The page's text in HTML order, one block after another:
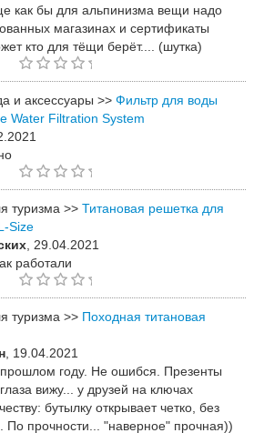
как бы для альпинизма вещи надо
магазинах и сертификаты
кто для тёщи берёт.... (шутка)
и аксессуары >> Фильтр для воды
Water Filtration System
туризма >> Титановая решетка для
Size
, 29.04.2021
работали
туризма >> Походная титановая
, 19.04.2021
году. Не ошибся. Презенты
вижу... у друзей на ключах
бутылку открывает четко, без
По прочности... "наверное" прочная))